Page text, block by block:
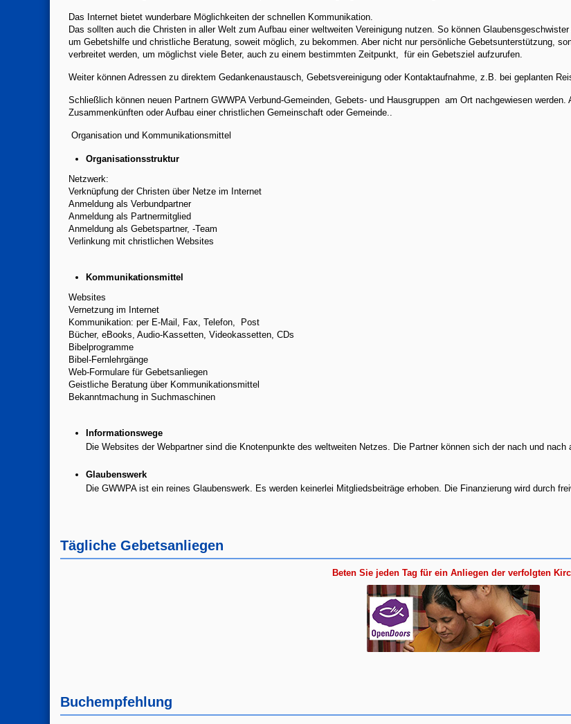
Das Internet bietet wunderbare Möglichkeiten der schnellen Kommunikation.
Das sollten auch die Christen in aller Welt zum Aufbau einer weltweiten Vereinigung nutzen. So können
um Gebetshilfe und christliche Beratung, soweit möglich, zu bekommen. Aber nicht nur persönliche Gebetsunterstützung,
verbreitet werden, um möglichst viele Beter, auch zu einem bestimmten Zeitpunkt, für ein Gebetsziel aufzurufen.
Weiter können Adressen zu direktem Gedankenaustausch, Gebetsvereinigung oder Kontaktaufnahme, z.B. bei geplanten
Schließlich können neuen Partnern GWWPA Verbund-Gemeinden, Gebets- und Hausgruppen am Ort nachgewiesen
Zusammenkünften oder Aufbau einer christlichen Gemeinschaft oder Gemeinde..
Organisation und Kommunikationsmittel
Organisationsstruktur
Netzwerk:
Verknüpfung der Christen über Netze im Internet
Anmeldung als Verbundpartner
Anmeldung als Partnermitglied
Anmeldung als Gebetspartner, -Team
Verlinkung mit christlichen Websites
Kommunikationsmittel
Websites
Vernetzung im Internet
Kommunikation: per E-Mail, Fax, Telefon, Post
Bücher, eBooks, Audio-Kassetten, Videokassetten, CDs
Bibelprogramme
Bibel-Fernlehrgänge
Web-Formulare für Gebetsanliegen
Geistliche Beratung über Kommunikationsmittel
Bekanntmachung in Suchmaschinen
Informationswege
Die Websites der Webpartner sind die Knotenpunkte des weltweiten Netzes. Die Partner können sich der nach und nach
Glaubenswerk
Die GWWPA ist ein reines Glaubenswerk. Es werden keinerlei Mitgliedsbeiträge erhoben. Die Finanzierung wird durch
Tägliche Gebetsanliegen
Beten Sie jeden Tag für ein Anliegen der verfolgten
Buchempfehlung